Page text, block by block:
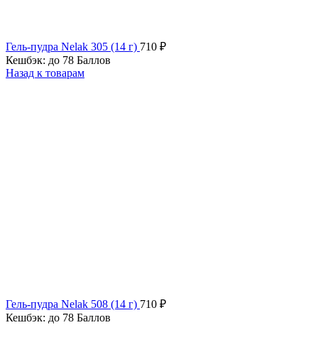
Гель-пудра Nelak 305 (14 г) 710 ₽
Кешбэк: до 78 Баллов
Назад к товарам
Гель-пудра Nelak 508 (14 г) 710 ₽
Кешбэк: до 78 Баллов